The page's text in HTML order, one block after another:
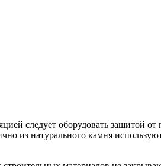
следует оборудовать защитой
из натурального камня